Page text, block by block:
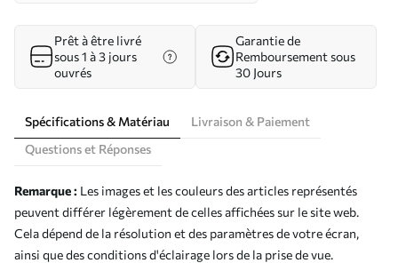
Prêt à être livré
sous 1 à 3 jours
ouvrés
Garantie de
Remboursement sous
30 Jours
Spécifications & Matériau
Livraison & Paiement
Questions et Réponses
Remarque : Les images et les couleurs des articles représentés
peuvent différer légèrement de celles affichées sur le site web.
Cela dépend de la résolution et des paramètres de votre écran,
ainsi que des conditions d'éclairage lors de la prise de vue.